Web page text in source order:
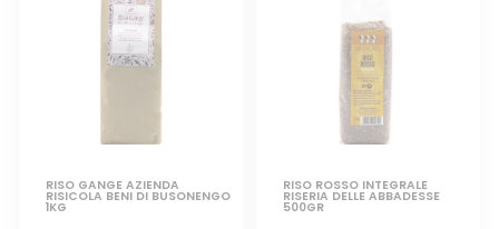
RISO GANGE AZIENDA
RISICOLA BENI DI BUSONENGO
1KG
RISO ROSSO INTEGRALE
RISERIA DELLE ABBADESSE
500GR